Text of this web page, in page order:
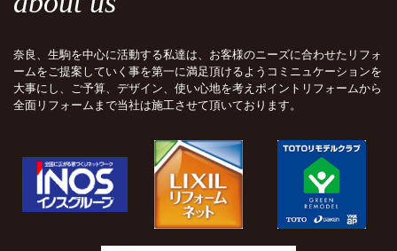
奈良、生駒を中心に活動する私達は、お客様のニーズに合わせたリフォ
ームをご提案していく事を第一に満足頂けるようコミニュケーションを
大事にし、ご予算、デザイン、使い心地を考えポイントリフォームから
全面リフォームまで当社は施工させて頂いております。